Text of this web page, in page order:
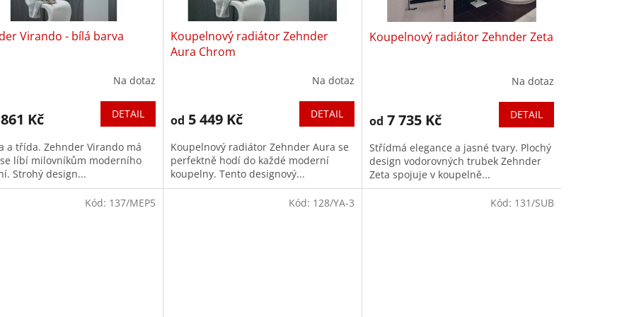
Virando - bílá barva
Na dotaz
Kč DETAIL
a třída. Zehnder Virando má
líbí milovníkům moderního
Strohý design...
Koupelnový radiátor Zehnder
Aura Chrom
Na dotaz
od 5 449 Kč DETAIL
Koupelnový radiátor Zehnder Aura se
perfektně hodí do každé moderní
koupelny. Tento designový...
Koupelnový radiátor Zehnder Zeta
Na dotaz
od 7 735 Kč DETAIL
Střídmá elegance a jasné tvary. Plochý
design vodorovných trubek Zehnder
Zeta spojuje v koupelně...
Kód: 137/MEP5 Kód: 128/YA-3 Kód: 131/SUB